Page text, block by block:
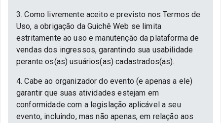
3. Como livremente aceito e previsto nos Termos de
Uso, a obrigação da Guichê Web se limita
estritamente ao uso e manutenção da plataforma de
vendas dos ingressos, garantindo sua usabilidade
perante os(as) usuários(as) cadastrados(as).
4. Cabe ao organizador do evento (e apenas a ele)
garantir que suas atividades estejam em
conformidade com a legislação aplicável a seu
evento, incluindo, mas não apenas, em relação aos